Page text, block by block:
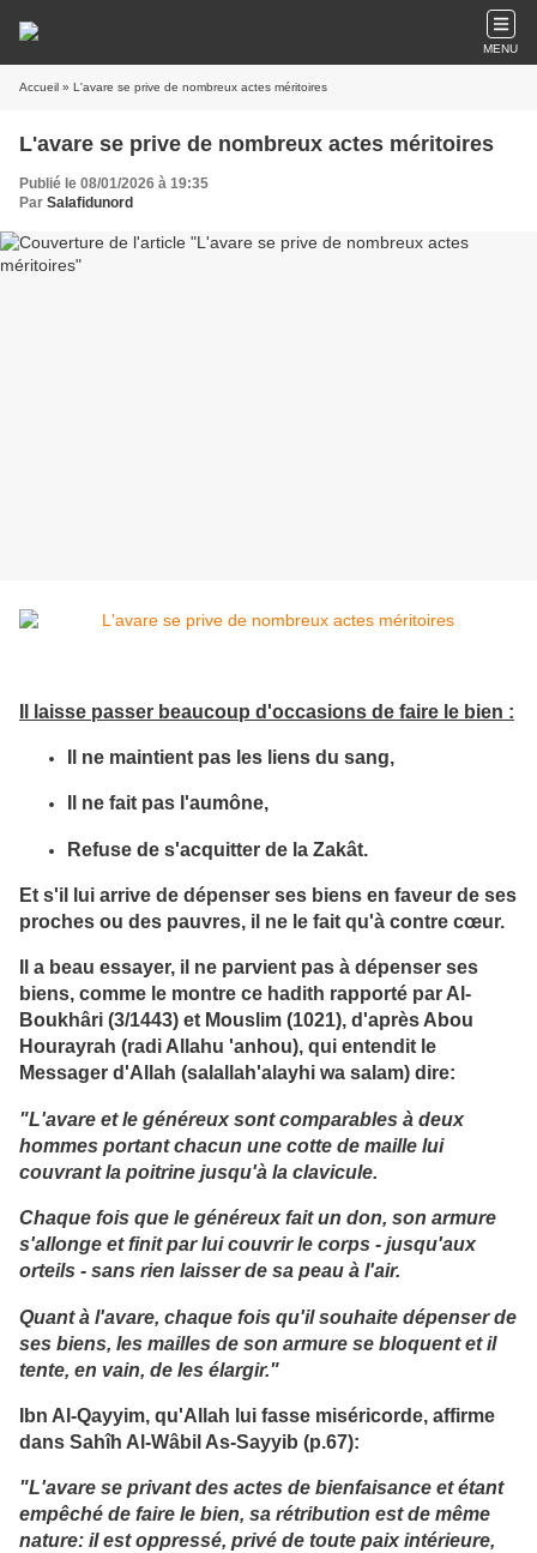
MENU
Accueil » L'avare se prive de nombreux actes méritoires
L'avare se prive de nombreux actes méritoires
Publié le 08/01/2026 à 19:35
Par Salafidunord
Il laisse passer beaucoup d'occasions de faire le bien :
Il ne maintient pas les liens du sang,
Il ne fait pas l'aumône,
Refuse de s'acquitter de la Zakât.
Et s'il lui arrive de dépenser ses biens en faveur de ses
proches ou des pauvres, il ne le fait qu'à contre cœur.
Il a beau essayer, il ne parvient pas à dépenser ses
biens, comme le montre ce hadith rapporté par Al-
Boukhâri (3/1443) et Mouslim (1021), d'après Abou
Hourayrah (radi Allahu 'anhou), qui entendit le
Messager d'Allah (salallah'alayhi wa salam) dire:
"L'avare et le généreux sont comparables à deux
hommes portant chacun une cotte de maille lui
couvrant la poitrine jusqu'à la clavicule.
Chaque fois que le généreux fait un don, son armure
s'allonge et finit par lui couvrir le corps - jusqu'aux
orteils - sans rien laisser de sa peau à l'air.
Quant à l'avare, chaque fois qu'il souhaite dépenser de
ses biens, les mailles de son armure se bloquent et il
tente, en vain, de les élargir."
Ibn Al-Qayyim, qu'Allah lui fasse miséricorde, affirme
dans Sahîh Al-Wâbil As-Sayyib (p.67):
"L'avare se privant des actes de bienfaisance et étant
empêché de faire le bien, sa rétribution est de même
nature: il est oppressé, privé de toute paix intérieure,